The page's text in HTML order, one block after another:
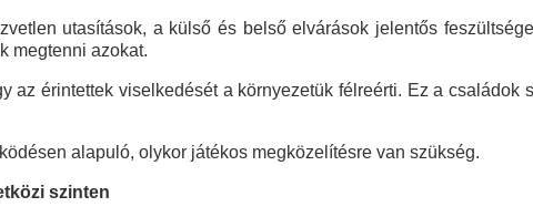
utasítások, a külső és belső elvárások jelentős
megtenni azokat.
az érintettek viselkedését a környezetük félreérti. Ez a családok
alapuló, olykor játékos megközelítésre van szükség.
szinten